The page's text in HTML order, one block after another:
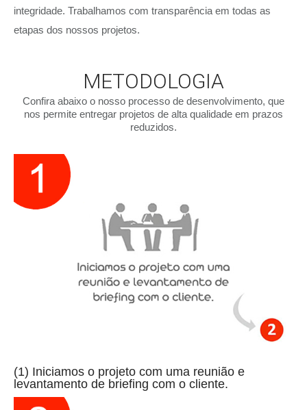
integridade. Trabalhamos com transparência em todas as
etapas dos nossos projetos.
METODOLOGIA
Confira abaixo o nosso processo de desenvolvimento, que
nos permite entregar projetos de alta qualidade em prazos
reduzidos.
(1) Iniciamos o projeto com uma reunião e
levantamento de briefing com o cliente.